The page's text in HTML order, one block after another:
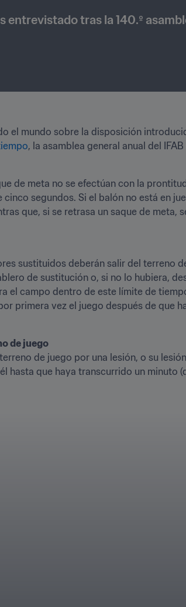
tras la 140.º
el mundo sobre la disposición
, la asamblea general anual del
de meta no se efectúan con la
segundos. Si el balón no está en
que, si se retrasa un saque de meta,
sustituidos deberán salir del terreno
de sustitución o, si no lo hubiera,
el campo dentro de este límite de
primera vez el juego después de que
de juego
de juego por una lesión, o su
hasta que haya transcurrido un minuto